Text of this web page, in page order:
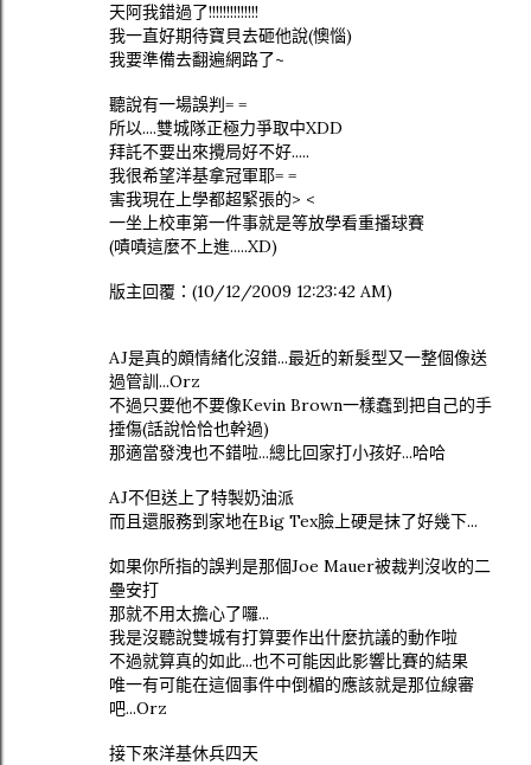
天阿我錯過了!!!!!!!!!!!!!!
我一直好期待寶貝去砸他說(懊惱)
我要準備去翻遍網路了~
聽說有一場誤判= =
所以....雙城隊正極力爭取中XDD
拜託不要出來攪局好不好.....
我很希望洋基拿冠軍耶= =
害我現在上學都超緊張的> <
一坐上校車第一件事就是等放學看重播球賽
(嘖嘖這麼不上進.....XD)
版主回覆：(10/12/2009 12:23:42 AM)
AJ是真的頗情緒化沒錯...最近的新髮型又一整個像送
過管訓...Orz
不過只要他不要像Kevin Brown一樣蠢到把自己的手
捶傷(話說恰恰也幹過)
那適當發洩也不錯啦...總比回家打小孩好...哈哈
AJ不但送上了特製奶油派
而且還服務到家地在Big Tex臉上硬是抹了好幾下...
如果你所指的誤判是那個Joe Mauer被裁判沒收的二
壘安打
那就不用太擔心了囉...
我是沒聽說雙城有打算要作出什麼抗議的動作啦
不過就算真的如此...也不可能因此影響比賽的結果
唯一有可能在這個事件中倒楣的應該就是那位線審
吧...Orz
接下來洋基休兵四天